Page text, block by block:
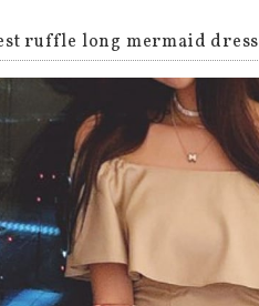
ruffle long mermaid dress